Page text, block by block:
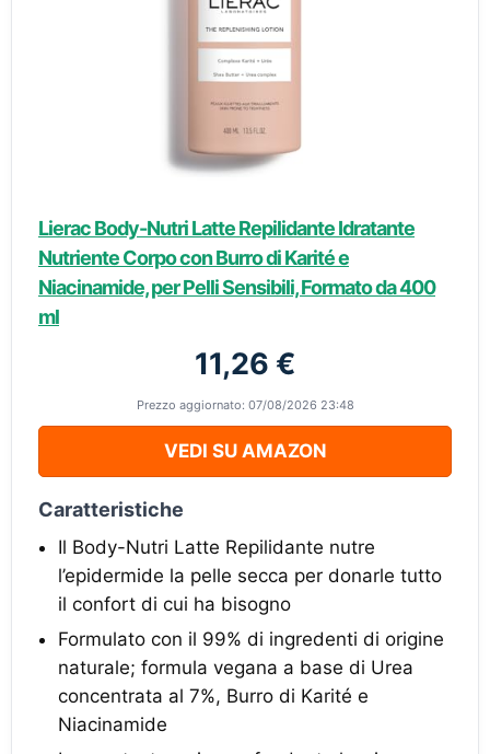
Lierac Body-Nutri Latte Repilidante Idratante
Nutriente Corpo con Burro di Karité e
Niacinamide, per Pelli Sensibili, Formato da 400
ml
11,26 €
Prezzo aggiornato: 07/08/2026 23:48
VEDI SU AMAZON
Caratteristiche
Il Body-Nutri Latte Repilidante nutre
l’epidermide la pelle secca per donarle tutto
il confort di cui ha bisogno
Formulato con il 99% di ingredenti di origine
naturale; formula vegana a base di Urea
concentrata al 7%, Burro di Karité e
Niacinamide